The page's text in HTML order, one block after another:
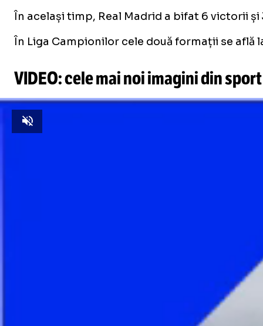
În același timp, Real Madrid a bifat 6 victorii
În Liga Campionilor cele două formații se
VIDEO: cele mai noi imagini din sport
Unmute